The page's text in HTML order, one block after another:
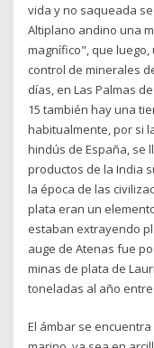
vida y no saqueada
Altiplano andino una
magnífico", que
control de minerales
días, en Las Palmas
15 también hay una
habitualmente, por si
hindús de España, se
productos de la India
la época de las
plata eran un
estaban extrayendo
auge de Atenas fue
minas de plata de
toneladas al año entre
El ámbar se